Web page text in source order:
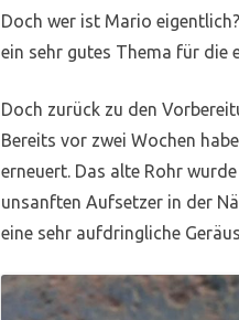
Doch wer ist Mario
ein sehr gutes Thema für die
Doch zurück zu den
Bereits vor zwei Wochen
erneuert. Das alte Rohr
unsanften Aufsetzer in der
eine sehr aufdringliche